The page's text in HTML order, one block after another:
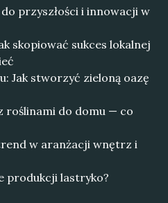
przyszłości i innowacji w
skopiować sukces lokalnej
Jak stworzyć zieloną oazę
roślinami do domu — co
w aranżacji wnętrz i
produkcji lastryko?